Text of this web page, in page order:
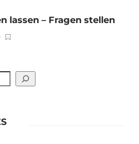
lassen – Fragen stellen